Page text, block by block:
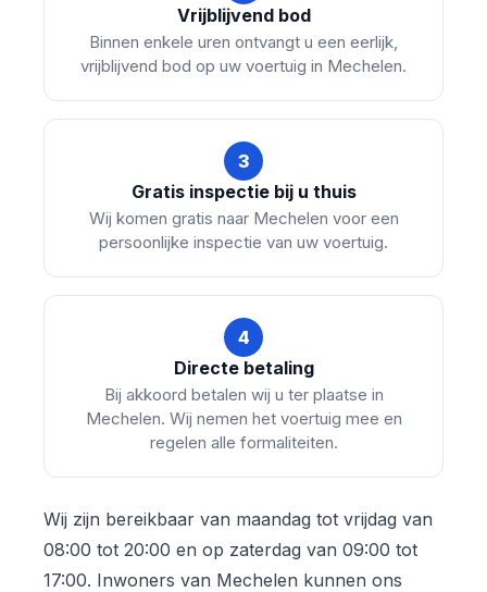
Vrijblijvend bod
Binnen enkele uren ontvangt u een eerlijk,
vrijblijvend bod op uw voertuig in Mechelen.
3
Gratis inspectie bij u thuis
Wij komen gratis naar Mechelen voor een
persoonlijke inspectie van uw voertuig.
4
Directe betaling
Bij akkoord betalen wij u ter plaatse in
Mechelen. Wij nemen het voertuig mee en
regelen alle formaliteiten.
Wij zijn bereikbaar van maandag tot vrijdag van
08:00 tot 20:00 en op zaterdag van 09:00 tot
17:00. Inwoners van Mechelen kunnen ons